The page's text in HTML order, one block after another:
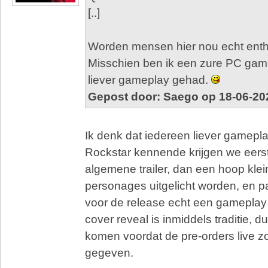
[..]
Worden mensen hier nou echt
Misschien ben ik een zure PC
liever gameplay gehad.
Gepost door: Saego op 18-06-
Ik denk dat iedereen liever
Rockstar kennende krijgen we
algemene trailer, dan een hoop
personages uitgelicht worden, en
voor de release echt een
cover reveal is inmiddels traditie,
komen voordat de pre-orders live
gegeven.